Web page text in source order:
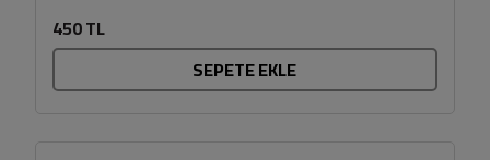
450 TL
SEPETE EKLE